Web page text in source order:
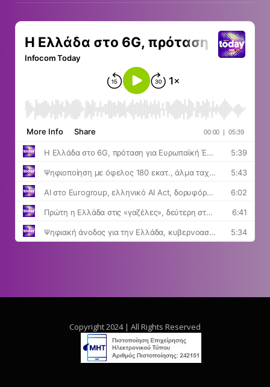
Copyright 2024 | All Rights Reserved